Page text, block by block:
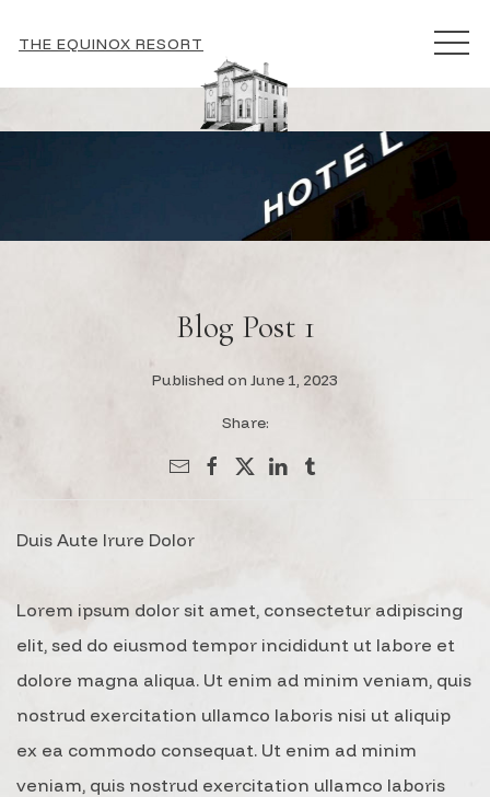
THE EQUINOX RESORT
Blog Post 1
Published on June 1, 2023
Share:
Duis Aute Irure Dolor
Lorem ipsum dolor sit amet, consectetur adipiscing
elit, sed do eiusmod tempor incididunt ut labore et
dolore magna aliqua. Ut enim ad minim veniam, quis
nostrud exercitation ullamco laboris nisi ut aliquip
ex ea commodo consequat. Ut enim ad minim
veniam, quis nostrud exercitation ullamco laboris